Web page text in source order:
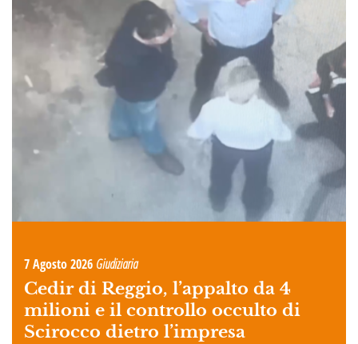
7 Agosto 2026 Giudiziaria
Cedir di Reggio, l’appalto da 4
milioni e il controllo occulto di
Scirocco dietro l’impresa